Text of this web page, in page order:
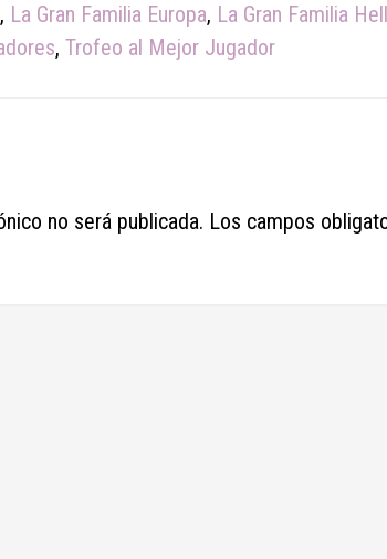
, La Gran Familia Europa, La Gran Familia
, Trofeo al Mejor Jugador
no será publicada. Los campos